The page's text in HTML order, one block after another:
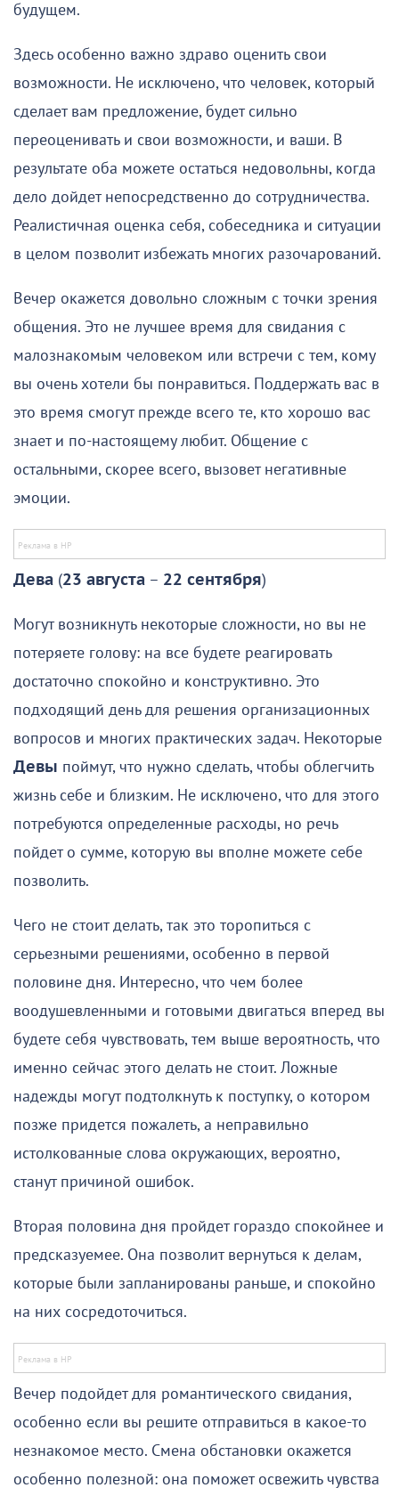
будущем.
Здесь особенно важно здраво оценить свои
возможности. Не исключено, что человек, который
сделает вам предложение, будет сильно
переоценивать и свои возможности, и ваши. В
результате оба можете остаться недовольны, когда
дело дойдет непосредственно до сотрудничества.
Реалистичная оценка себя, собеседника и ситуации
в целом позволит избежать многих разочарований.
Вечер окажется довольно сложным с точки зрения
общения. Это не лучшее время для свидания с
малознакомым человеком или встречи с тем, кому
вы очень хотели бы понравиться. Поддержать вас в
это время смогут прежде всего те, кто хорошо вас
знает и по-настоящему любит. Общение с
остальными, скорее всего, вызовет негативные
эмоции.
Дева (23 августа – 22 сентября)
Могут возникнуть некоторые сложности, но вы не
потеряете голову: на все будете реагировать
достаточно спокойно и конструктивно. Это
подходящий день для решения организационных
вопросов и многих практических задач. Некоторые
Девы поймут, что нужно сделать, чтобы облегчить
жизнь себе и близким. Не исключено, что для этого
потребуются определенные расходы, но речь
пойдет о сумме, которую вы вполне можете себе
позволить.
Чего не стоит делать, так это торопиться с
серьезными решениями, особенно в первой
половине дня. Интересно, что чем более
воодушевленными и готовыми двигаться вперед вы
будете себя чувствовать, тем выше вероятность, что
именно сейчас этого делать не стоит. Ложные
надежды могут подтолкнуть к поступку, о котором
позже придется пожалеть, а неправильно
истолкованные слова окружающих, вероятно,
станут причиной ошибок.
Вторая половина дня пройдет гораздо спокойнее и
предсказуемее. Она позволит вернуться к делам,
которые были запланированы раньше, и спокойно
на них сосредоточиться.
Вечер подойдет для романтического свидания,
особенно если вы решите отправиться в какое-то
незнакомое место. Смена обстановки окажется
особенно полезной: она поможет освежить чувства